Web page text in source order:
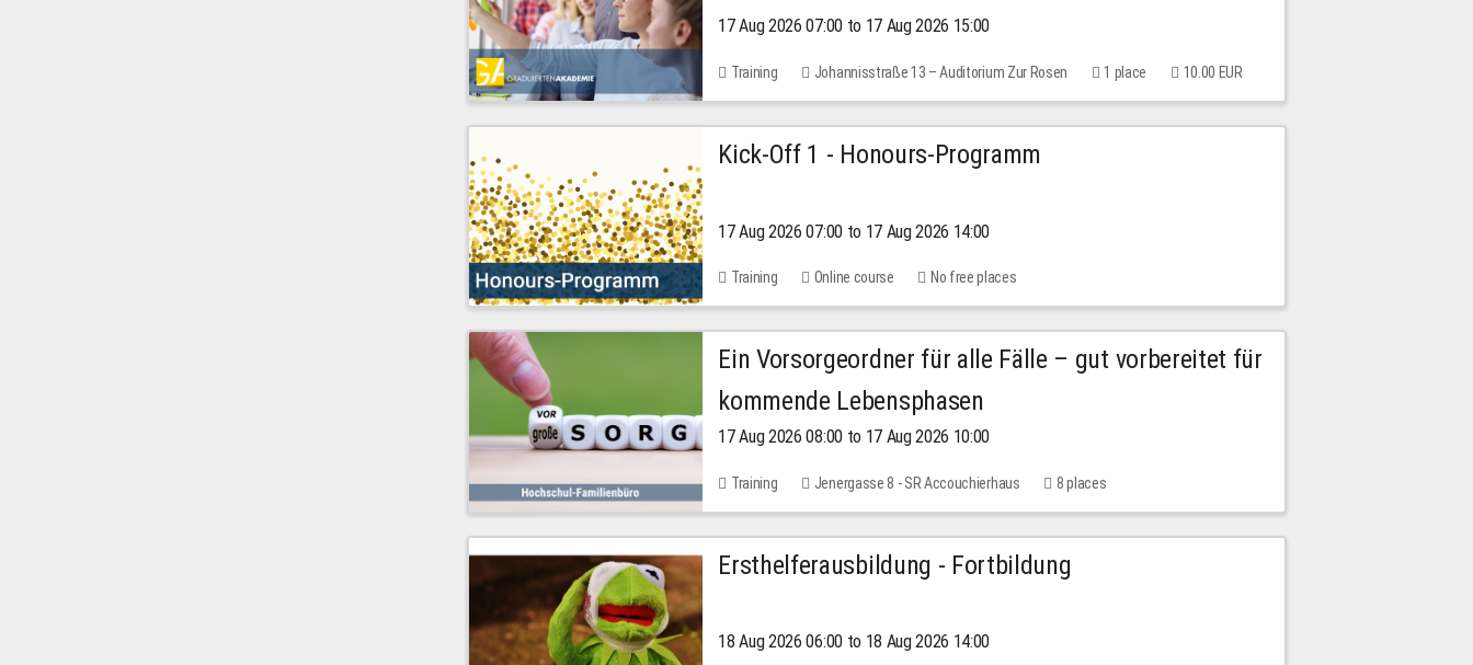
17 Aug 2026 07:00 to 17 Aug 2026 15:00
Training Johannisstraße 13 – Auditorium Zur Rosen 1 place 10.00 EUR
Kick-Off 1 - Honours-Programm
17 Aug 2026 07:00 to 17 Aug 2026 14:00
Training Online course No free places
Ein Vorsorgeordner für alle Fälle – gut vorbereitet für
kommende Lebensphasen
17 Aug 2026 08:00 to 17 Aug 2026 10:00
Training Jenergasse 8 - SR Accouchierhaus 8 places
Ersthelferausbildung - Fortbildung
18 Aug 2026 06:00 to 18 Aug 2026 14:00